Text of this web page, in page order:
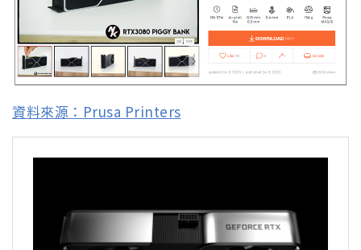
資料來源：Prusa Printers